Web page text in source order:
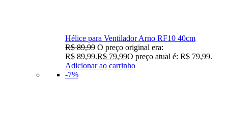
Hélice para Ventilador Arno RF10 40cm
R$89,99 O preço original era:
R$ 89,99.R$ 79,99O preço atual é: R$ 79,99.
Adicionar ao carrinho
-7%